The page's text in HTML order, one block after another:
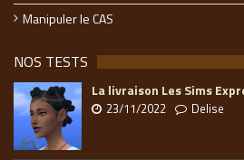
Manipuler le CAS
NOS TESTS
La livraison Les Sims
23/11/2022 Delise